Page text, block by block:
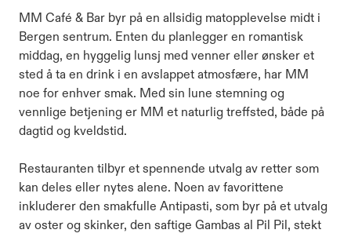
MM Café & Bar byr på en allsidig matopplevelse midt i
Bergen sentrum. Enten du planlegger en romantisk
middag, en hyggelig lunsj med venner eller ønsker et
sted å ta en drink i en avslappet atmosfære, har MM
noe for enhver smak. Med sin lune stemning og
vennlige betjening er MM et naturlig treffsted, både på
dagtid og kveldstid.
Restauranten tilbyr et spennende utvalg av retter som
kan deles eller nytes alene. Noen av favorittene
inkluderer den smakfulle Antipasti, som byr på et utvalg
av oster og skinker, den saftige Gambas al Pil Pil, stekt